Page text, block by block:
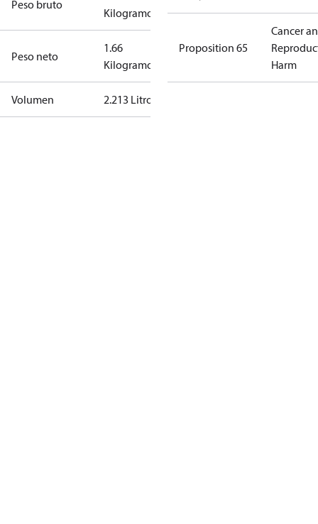
Peso bruto
Kilogramo
Peso neto
1.66
Kilogramo
Volumen 2.213 Litro
Proposition 65
Cancer
Harm